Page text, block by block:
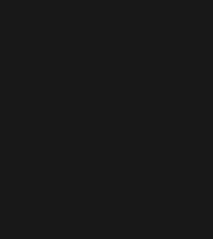
التآكل. تشرح هذه